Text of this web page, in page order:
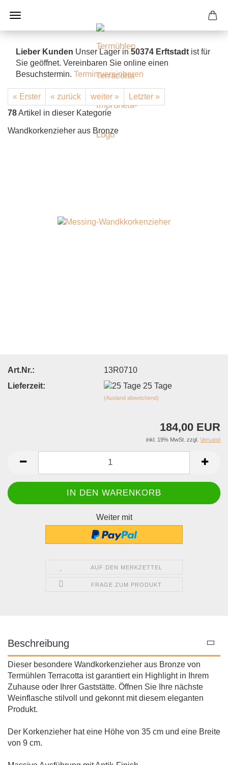
Lieber Kunden Unser Lager in50374 Erftstadt ist für
Sie geöffnet. Vereinbaren Sie online einen
Besuchstermin. Termin vereinbaren
« Erster « zurück weiter »
Letzter »
78Artikel in dieser Kategorie
Wandkorkenzieher aus Bronze
Art.Nr.:
13R0710
Lieferzeit:
25 Tage
(Ausland abweichend)
184,00 EUR
inkl. 19% MwSt. zzgl. Versand
Weiter mit
AUF DEN MERKZETTEL
FRAGE ZUM PRODUKT
Beschreibung
Dieser besondere Wandkorkenzieher aus Bronze von
Termühlen Terracotta ist garantiert ein Highlight in Ihrem
Zuhause oder Ihrer Gaststätte. Öffnen Sie Ihre nächste
Weinflasche stilvoll und gekonnt mit diesem eleganten
Produkt.
Der Korkenzieher hat eine Höhe von 35 cm und eine Breite
von 9 cm.